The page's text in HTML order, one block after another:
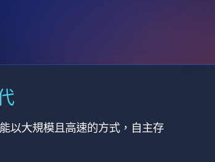
以大規模且高速的方式，自主存